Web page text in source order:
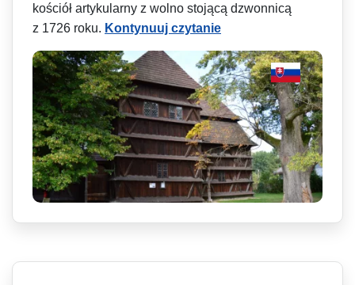
kościół artykularny z wolno stojącą dzwonnicą
z 1726 roku. Kontynuuj czytanie